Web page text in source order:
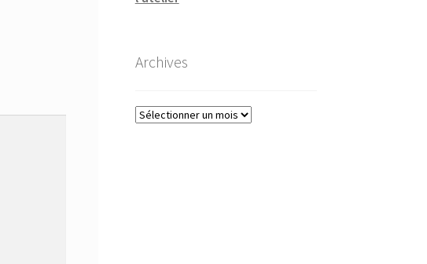
Archives
Archives